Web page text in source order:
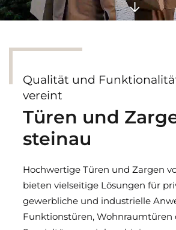
Qualität und
vereint
Türen und
steinau
Hochwertige Türen und Zargen
bieten vielseitige Lösungen für
gewerbliche und industrielle
Funktionstüren, Wohnraumtüren